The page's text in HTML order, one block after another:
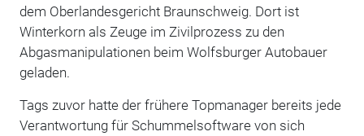
dem Oberlandesgericht Braunschweig. Dort ist
Winterkorn als Zeuge im Zivilprozess zu den
Abgasmanipulationen beim Wolfsburger Autobauer
geladen.
Tags zuvor hatte der frühere Topmanager bereits jede
Verantwortung für Schummelsoftware von sich